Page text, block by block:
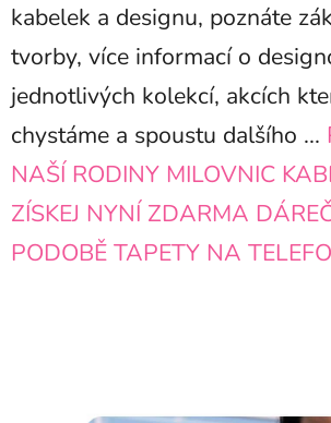
kabelek a designu, poznáte
tvorby, více informací o
jednotlivých kolekcí, akcích
chystáme a spoustu dalšího ...
NAŠÍ RODINY MILOVNIC
ZÍSKEJ NYNÍ ZDARMA
PODOBĚ TAPETY NA